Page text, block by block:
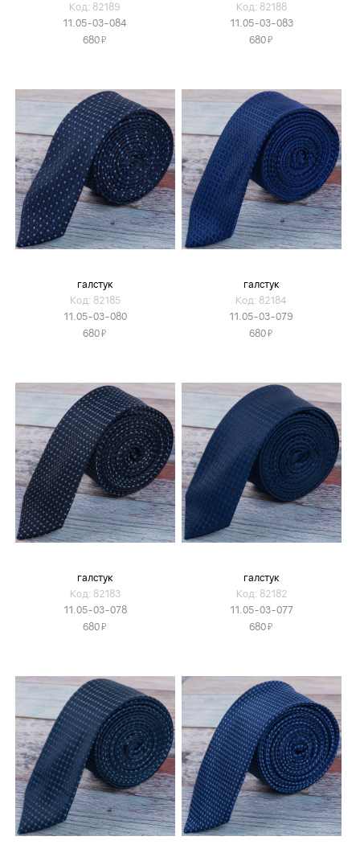
Код: 82189
11.05-03-084
680Я
Код: 82188
11.05-03-083
680Я
галстук
Код: 82185
11.05-03-080
680Я
галстук
Код: 82184
11.05-03-079
680Я
галстук
Код: 82183
11.05-03-078
680Я
галстук
Код: 82182
11.05-03-077
680Я